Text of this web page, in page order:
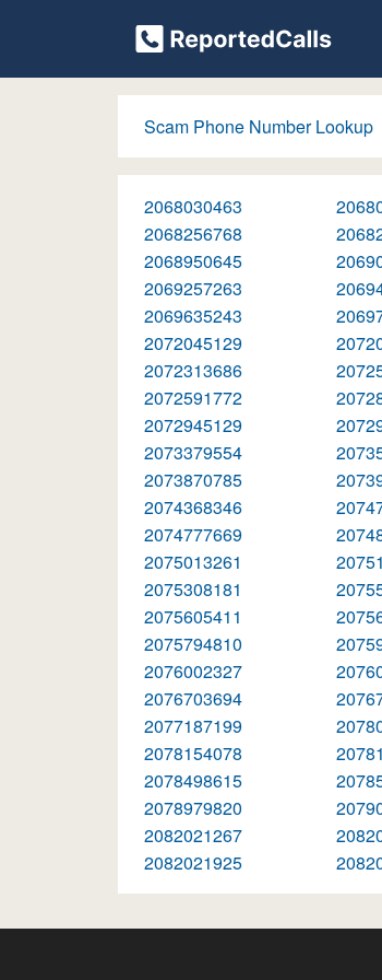
Scam Phone Number Lookup
2068030463
2068256768
2068950645
2069257263
2069635243
2072045129
2072313686
2072591772
2072945129
2073379554
2073870785
2074368346
2074777669
2075013261
2075308181
2075605411
2075794810
2076002327
2076703694
2077187199
2078154078
2078498615
2078979820
2082021267
2082021925